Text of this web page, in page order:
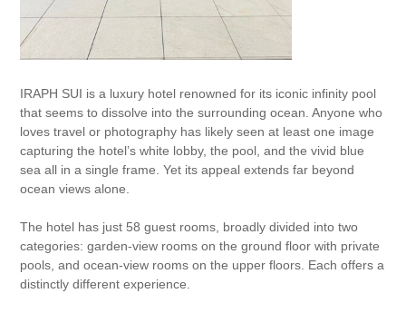
IRAPH SUI is a luxury hotel renowned for its iconic infinity pool
that seems to dissolve into the surrounding ocean. Anyone who
loves travel or photography has likely seen at least one image
capturing the hotel’s white lobby, the pool, and the vivid blue
sea all in a single frame. Yet its appeal extends far beyond
ocean views alone.
The hotel has just 58 guest rooms, broadly divided into two
categories: garden-view rooms on the ground floor with private
pools, and ocean-view rooms on the upper floors. Each offers a
distinctly different experience.